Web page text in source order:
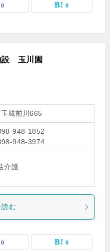
0 0
設 玉川園
城前川665
948-1852
948-3974
介護
読む
0 0